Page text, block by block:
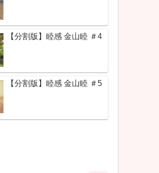
【分割版】睦感 金山睦 ＃4
【分割版】睦感 金山睦 ＃5